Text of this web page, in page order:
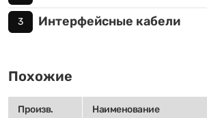
3 Интерфейсные кабели
Похожие
Произв. Наименование